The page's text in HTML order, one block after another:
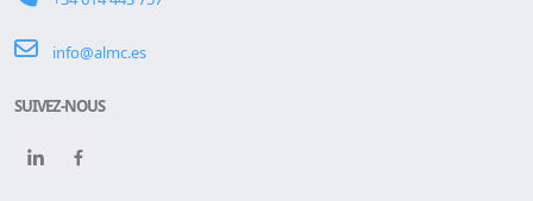
info@almc.es
SUIVEZ-NOUS